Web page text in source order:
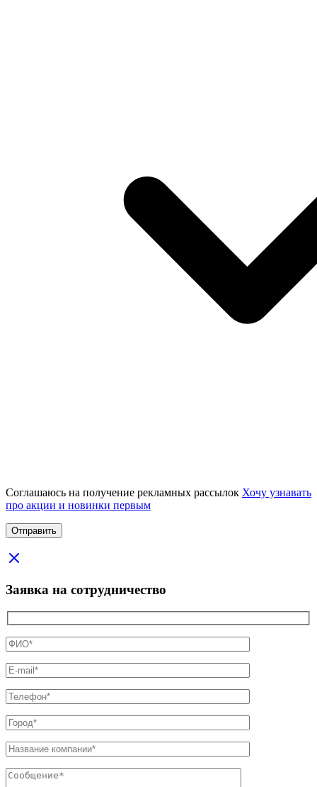
Соглашаюсь на получение рекламных рассылок Хочу узнавать
про акции и новинки первым
Заявка на сотрудничество